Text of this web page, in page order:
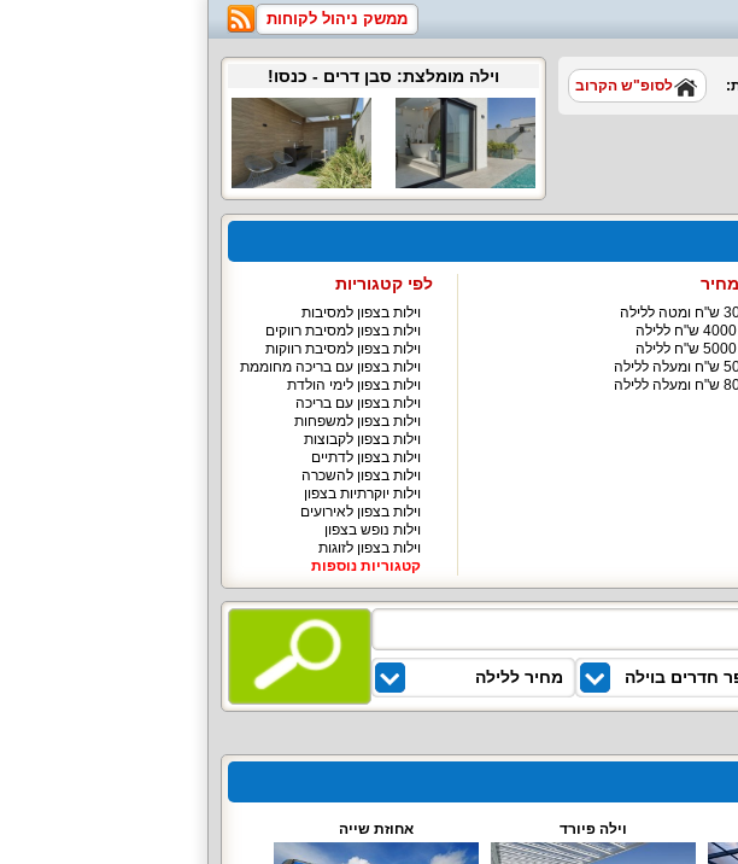
ממשק ניהול לקוחות
וילה מומלצת: סבן דרים - כנסו! לסופ"ש הקרוב
ללילה
ללילה
ללילה
לפי קטגוריות
וילות בצפון למסיבות
וילות בצפון למסיבת רווקים
וילות בצפון למסיבת רווקות
וילות בצפון עם בריכה מחוממת
וילות בצפון לימי הולדת
וילות בצפון עם בריכה
וילות בצפון למשפחות
וילות בצפון לקבוצות
וילות בצפון לדתיים
וילות בצפון להשכרה
וילות יוקרתיות בצפון
וילות בצפון לאירועים
וילות נופש בצפון
וילות בצפון לזוגות
קטגוריות נוספות
חדרים בוילה מחיר ללילה
וילה פיורד אחוזת שייה